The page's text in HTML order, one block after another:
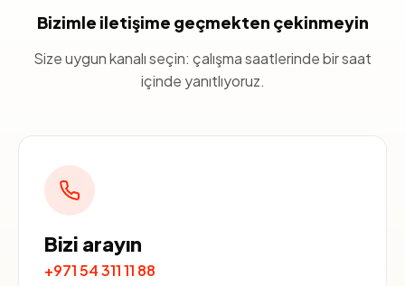
Bizimle iletişime geçmekten çekinmeyin
Size uygun kanalı seçin: çalışma saatlerinde bir saat
içinde yanıtlıyoruz.
Bizi arayın
+971 54 311 11 88